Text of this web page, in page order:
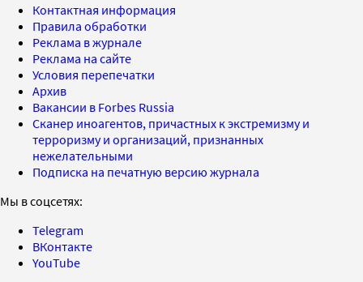
Контактная информация
Правила обработки
Реклама в журнале
Реклама на сайте
Условия перепечатки
Архив
Вакансии в Forbes Russia
Сканер иноагентов, причастных к экстремизму и
терроризму и организаций, признанных
нежелательными
Подписка на печатную версию журнала
Мы в соцсетях:
Telegram
ВКонтакте
YouTube